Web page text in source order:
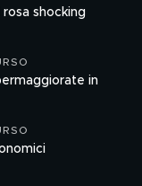
shocking
in